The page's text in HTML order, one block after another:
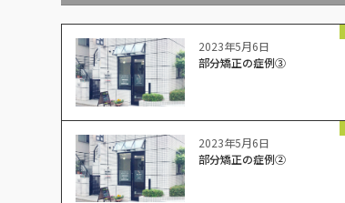
2023年5月6日
部分矯正の症例③
2023年5月6日
部分矯正の症例②